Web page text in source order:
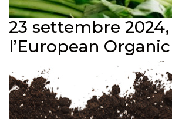
23 settembre
l’European